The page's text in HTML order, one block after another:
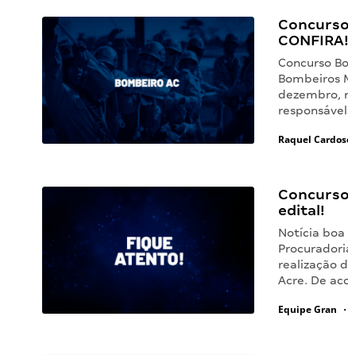
CONFIRA!
Concurso
Bombeiros
dezembro,
Raquel
edital!
Notícia boa
realização
Acre. De
Equipe Gran •